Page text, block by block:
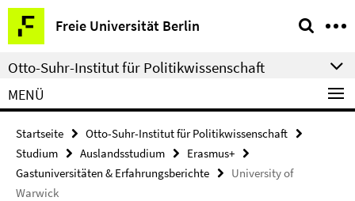
Springe
direkt
zu
Inhalt
Freie Universität Berlin
Service-
Navigation
Otto-Suhr-Institut für Politikwissenschaft
MENÜ
Startseite
Otto-Suhr-Institut für Politikwissenschaft
Studium
Auslandsstudium
Erasmus+
Gastuniversitäten & Erfahrungsberichte
University of
Warwick